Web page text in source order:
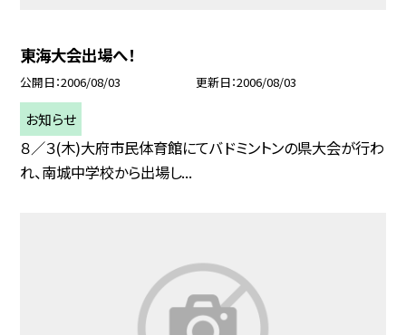
東海大会出場へ！
公開日 2006/08/03 更新日 2006/08/03
お知らせ
８／３(木)大府市民体育館にてバドミントンの県大会が行わ
れ、南城中学校から出場し...